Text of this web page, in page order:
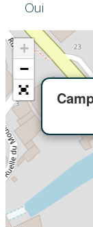
Oui
+
−